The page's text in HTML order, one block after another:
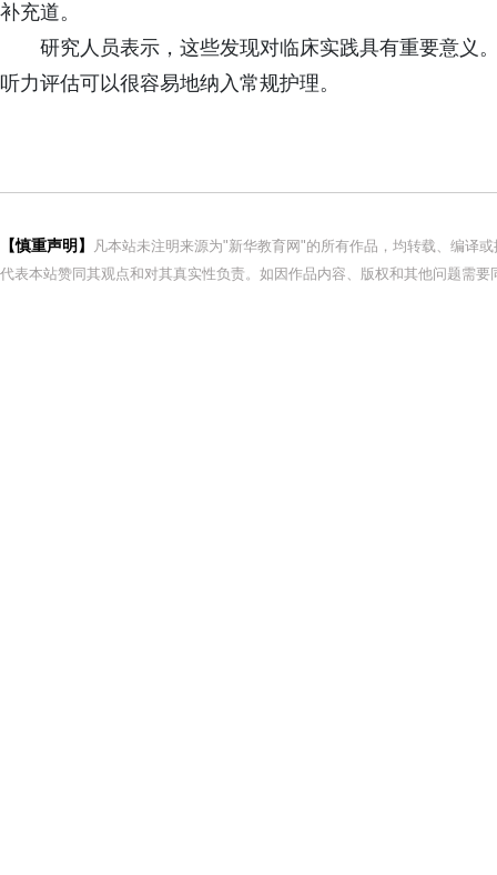
补充道。
研究人员表示，这些发现对临床实践具有重要意义
听力评估可以很容易地纳入常规护理。
【慎重声明】
凡本站未注明来源为"新华教育网"的所有作品，均转载、编译
代表本站赞同其观点和对其真实性负责。如因作品内容、版权和其他问题需